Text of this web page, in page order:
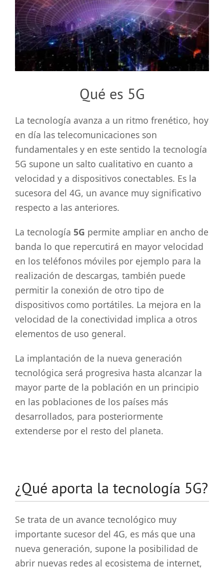
grande
Qué es 5G
La tecnología avanza a un ritmo frenético, hoy
en día las telecomunicaciones son
fundamentales y en este sentido la tecnología
5G supone un salto cualitativo en cuanto a
velocidad y a dispositivos conectables. Es la
sucesora del 4G, un avance muy significativo
respecto a las anteriores.
La tecnología 5G permite ampliar en ancho de
banda lo que repercutirá en mayor velocidad
en los teléfonos móviles por ejemplo para la
realización de descargas, también puede
permitir la conexión de otro tipo de
dispositivos como portátiles. La mejora en la
velocidad de la conectividad implica a otros
elementos de uso general.
La implantación de la nueva generación
tecnológica será progresiva hasta alcanzar la
mayor parte de la población en un principio
en las poblaciones de los países más
desarrollados, para posteriormente
extenderse por el resto del planeta.
¿Qué aporta la tecnología 5G?
Se trata de un avance tecnológico muy
importante sucesor del 4G, es más que una
nueva generación, supone la posibilidad de
abrir nuevas redes al ecosistema de internet,